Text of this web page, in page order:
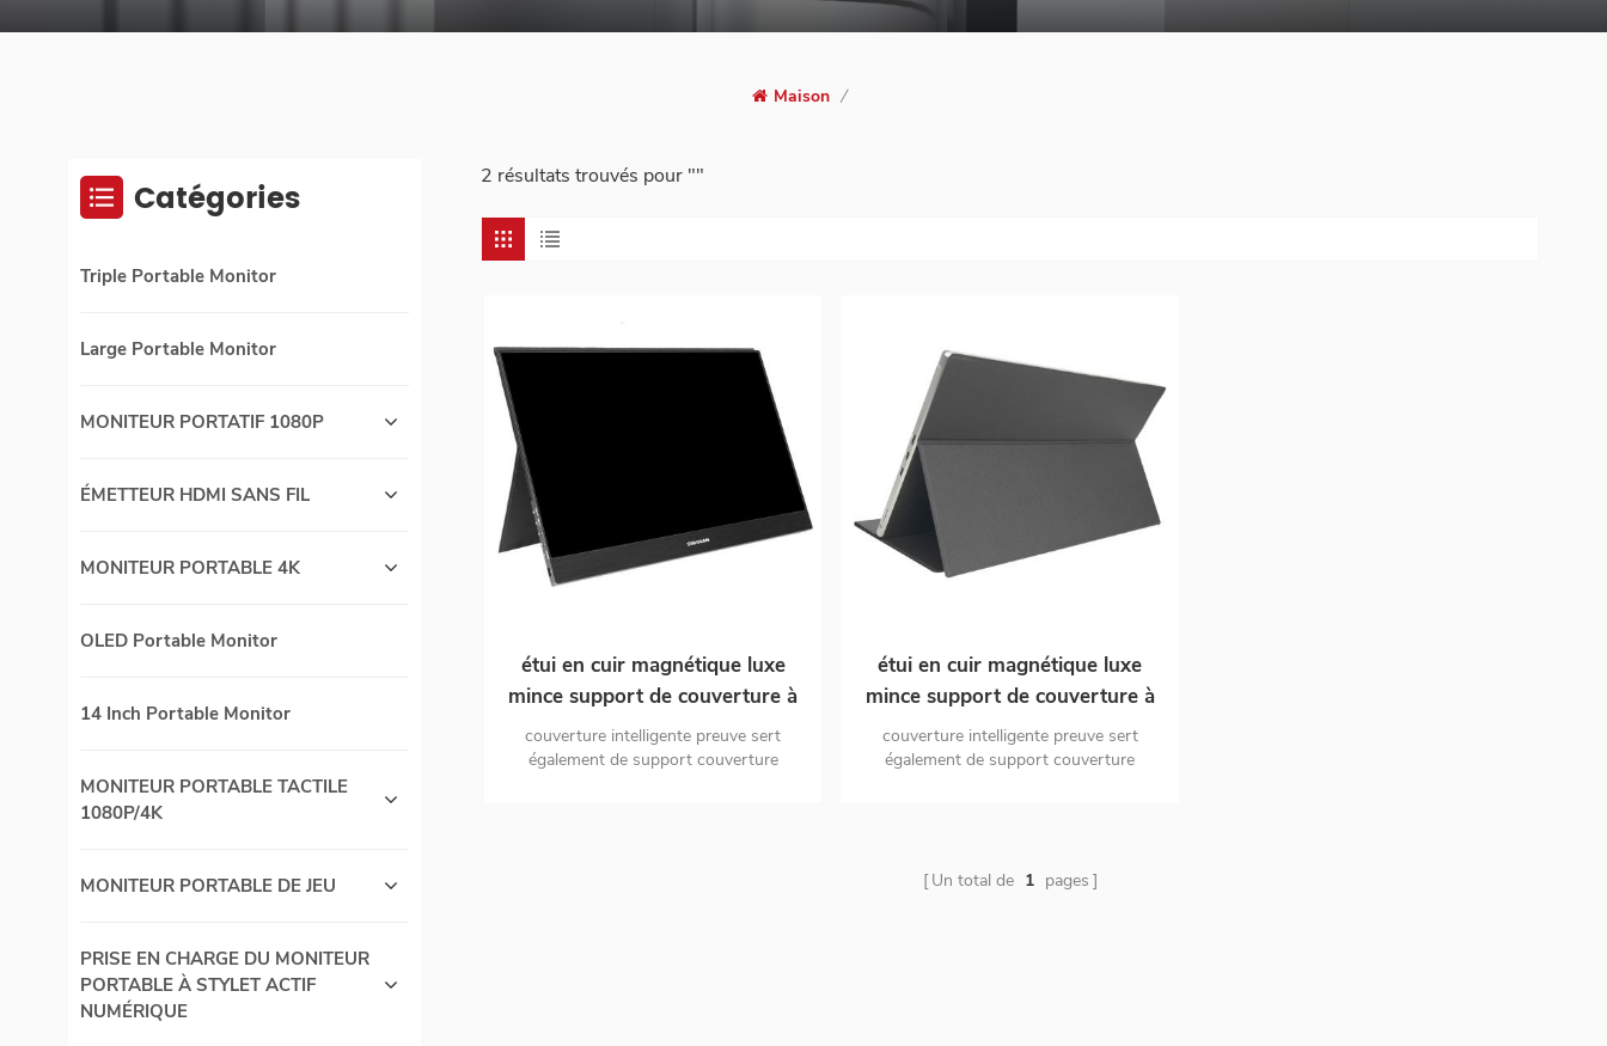
Maison /
2 résultats trouvés pour ""
étui en cuir magnétique luxe
mince support de couverture à
rabat modèle 2 en 1 pour
moniteur portable
couverture intelligente preuve sert
également de support couverture
étui en cuir magnétique luxe
mince support de couverture à
rabat modèle 2 en 1 pour
moniteur portable
couverture intelligente preuve sert
également de support couverture
Un total de 1 pages
Catégories
Triple Portable Monitor
Large Portable Monitor
MONITEUR PORTATIF 1080P
ÉMETTEUR HDMI SANS FIL
MONITEUR PORTABLE 4K
OLED Portable Monitor
14 Inch Portable Monitor
MONITEUR PORTABLE TACTILE
1080P/4K
MONITEUR PORTABLE DE JEU
PRISE EN CHARGE DU MONITEUR
PORTABLE À STYLET ACTIF
NUMÉRIQUE